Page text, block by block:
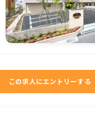
この求人にエントリーする